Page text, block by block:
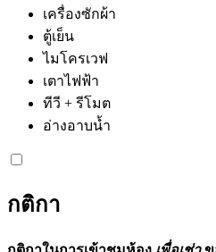
เครื่องซักผ้า
ตู้เย็น
ไมโครเวฟ
เตาไฟฟ้า
ทีวี + รีโมต
อ่างอาบน้ำ
กติกา